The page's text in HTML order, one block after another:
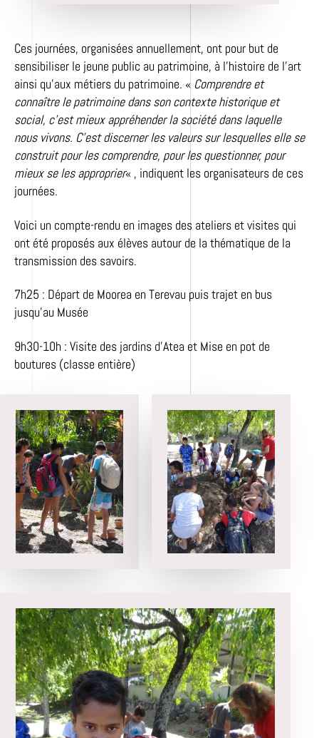
Ces journées, organisées annuellement, ont pour but de
sensibiliser le jeune public au patrimoine, à l’histoire de l’art
ainsi qu’aux métiers du patrimoine. « Comprendre et
connaître le patrimoine dans son contexte historique et
social, c’est mieux appréhender la société dans laquelle
nous vivons. C’est discerner les valeurs sur lesquelles elle se
construit pour les comprendre, pour les questionner, pour
mieux se les approprier« , indiquent les organisateurs de ces
journées.
Voici un compte-rendu en images des ateliers et visites qui
ont été proposés aux élèves autour de la thématique de la
transmission des savoirs.
7h25 : Départ de Moorea en Terevau puis trajet en bus
jusqu’au Musée
9h30-10h : Visite des jardins d’Atea et Mise en pot de
boutures (classe entière)